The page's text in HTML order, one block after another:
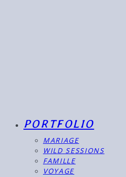
PORTFOLIO
MARIAGE
WILD SESSIONS
FAMILLE
VOYAGE